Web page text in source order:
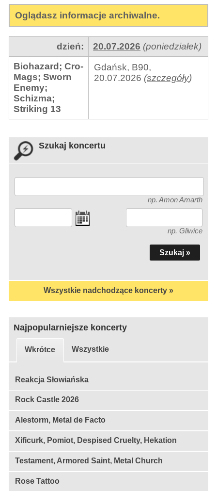
Oglądasz informacje archiwalne.
dzień: 20.07.2026 (poniedziałek)
Biohazard ;Cro-
Mags;Sworn
Enemy;
Schizma;
Striking 13
Gdańsk, B90,
20.07.2026 (szczegóły)
Szukaj koncertu
np. Amon Amarth
np. Gliwice
Wszystkie nadchodzące koncerty »
Najpopularniejsze koncerty
Wkrótce Wszystkie
Reakcja Słowiańska
Rock Castle 2026
Alestorm, Metal de Facto
Xificurk, Pomiot, Despised Cruelty, Hekation
Testament, Armored Saint, Metal Church
Rose Tattoo